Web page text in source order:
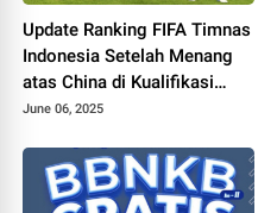
Update Ranking FIFA Timnas
Indonesia Setelah Menang
atas China di Kualifikasi
Piala Dunia 2026
June 06, 2025